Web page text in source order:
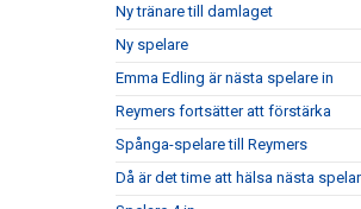
Ny tränare till damlaget
Ny spelare
Emma Edling är nästa spelare in
Reymers fortsätter att förstärka
Spånga-spelare till Reymers
Då är det time att hälsa nästa